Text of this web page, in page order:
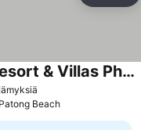
Vignette Collection Dinso Resort & Villas Phuket By Ihg
Beach